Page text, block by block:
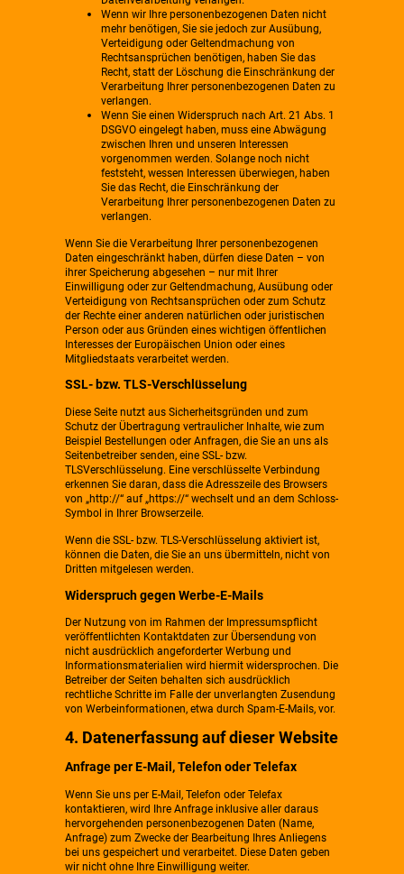
Wenn wir Ihre personenbezogenen Daten nicht
mehr benötigen, Sie sie jedoch zur Ausübung,
Verteidigung oder Geltendmachung von
Rechtsansprüchen benötigen, haben Sie das
Recht, statt der Löschung die Einschränkung der
Verarbeitung Ihrer personenbezogenen Daten zu
verlangen.
Wenn Sie einen Widerspruch nach Art. 21 Abs. 1
DSGVO eingelegt haben, muss eine Abwägung
zwischen Ihren und unseren Interessen
vorgenommen werden. Solange noch nicht
feststeht, wessen Interessen überwiegen, haben
Sie das Recht, die Einschränkung der
Verarbeitung Ihrer personenbezogenen Daten zu
verlangen.
Wenn Sie die Verarbeitung Ihrer personenbezogenen
Daten eingeschränkt haben, dürfen diese Daten – von
ihrer Speicherung abgesehen – nur mit Ihrer
Einwilligung oder zur Geltendmachung, Ausübung oder
Verteidigung von Rechtsansprüchen oder zum Schutz
der Rechte einer anderen natürlichen oder juristischen
Person oder aus Gründen eines wichtigen öffentlichen
Interesses der Europäischen Union oder eines
Mitgliedstaats verarbeitet werden.
SSL- bzw. TLS-Verschlüsselung
Diese Seite nutzt aus Sicherheitsgründen und zum
Schutz der Übertragung vertraulicher Inhalte, wie zum
Beispiel Bestellungen oder Anfragen, die Sie an uns als
Seitenbetreiber senden, eine SSL- bzw.
TLSVerschlüsselung. Eine verschlüsselte Verbindung
erkennen Sie daran, dass die Adresszeile des Browsers
von „http://“ auf „https://“ wechselt und an dem Schloss-
Symbol in Ihrer Browserzeile.
Wenn die SSL- bzw. TLS-Verschlüsselung aktiviert ist,
können die Daten, die Sie an uns übermitteln, nicht von
Dritten mitgelesen werden.
Widerspruch gegen Werbe-E-Mails
Der Nutzung von im Rahmen der Impressumspflicht
veröffentlichten Kontaktdaten zur Übersendung von
nicht ausdrücklich angeforderter Werbung und
Informationsmaterialien wird hiermit widersprochen. Die
Betreiber der Seiten behalten sich ausdrücklich
rechtliche Schritte im Falle der unverlangten Zusendung
von Werbeinformationen, etwa durch Spam-E-Mails, vor.
4. Datenerfassung auf dieser Website
Anfrage per E-Mail, Telefon oder Telefax
Wenn Sie uns per E-Mail, Telefon oder Telefax
kontaktieren, wird Ihre Anfrage inklusive aller daraus
hervorgehenden personenbezogenen Daten (Name,
Anfrage) zum Zwecke der Bearbeitung Ihres Anliegens
bei uns gespeichert und verarbeitet. Diese Daten geben
wir nicht ohne Ihre Einwilligung weiter.